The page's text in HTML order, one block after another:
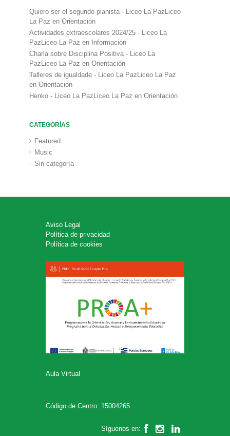
Quiero ser el segundo pianista - Liceo La PazLiceo
La Paz enOrientación
Actividades extraescolares 2024/25 - Liceo La
PazLiceo La Paz enInformación
Charla sobre Disciplina Positiva - Liceo La
PazLiceo La Paz enOrientación
Talleres de igualdade - Liceo La PazLiceo La Paz
enOrientación
Henko - Liceo La PazLiceo La Paz enOrientación
CATEGORÍAS
Featured
Music
Sin categoría
Aviso Legal
Política de privacidad
Política de cookies
Aula Virtual
Código de Centro: 15004265
Síguenos en: